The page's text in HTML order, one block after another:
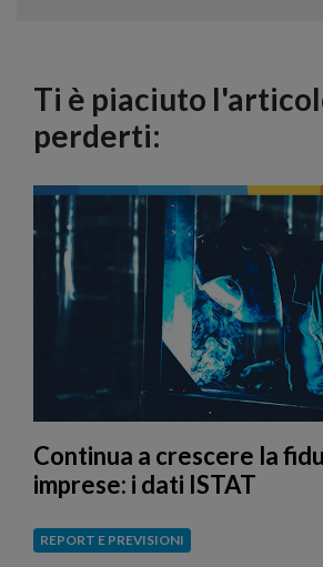
Ti è piaciuto
perderti:
Continua a crescere la
imprese: i dati ISTAT
REPORT E PREVISIONI